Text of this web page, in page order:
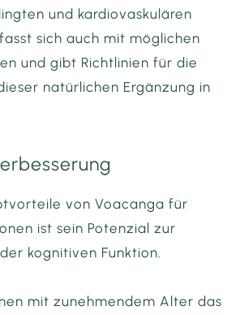
und kardiovaskulären
sich auch mit möglichen
und gibt Richtlinien für die
natürlichen Ergänzung in
von Voacanga für
ist sein Potenzial zur
kognitiven Funktion.
mit zunehmendem Alter das